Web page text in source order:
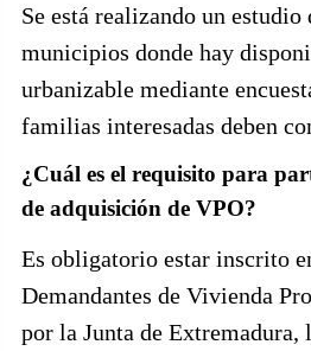
Se está realizando un estudio
municipios donde hay
urbanizable mediante
familias interesadas deben
¿Cuál es el requisito para
de adquisición de VPO?
Es obligatorio estar inscrito
Demandantes de Vivienda
por la Junta de Extremadura,